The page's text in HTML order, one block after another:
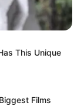
This Unique
Films